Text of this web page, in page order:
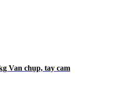
Van chụp, tay cam